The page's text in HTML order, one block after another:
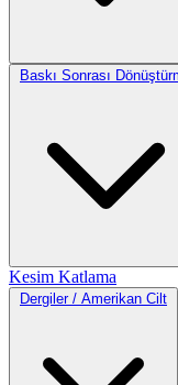
Baskı Sonrası
Kesim Katlama
Dergiler / Amerikan Cilt